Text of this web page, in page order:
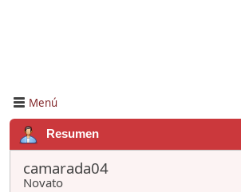
Menú
Resumen
camarada04
Novato